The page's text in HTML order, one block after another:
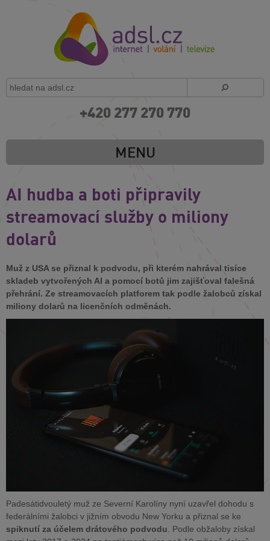
+420 277 270 770
MENU
AI hudba a boti připravily
streamovací služby o miliony
dolarů
Muž z USA se přiznal k podvodu, při kterém nahrával tisíce
skladeb vytvořených AI a pomocí botů jim zajišťoval falešná
přehrání. Ze streamovacích platforem tak podle žalobců získal
miliony dolarů na licenčních odměnách.
Padesátidvouletý muž ze Severní Karolíny nyní uzavřel dohodu s
federálními žalobci v jižním obvodu New Yorku a přiznal se ke
spiknutí za účelem drátového podvodu . Podle obžaloby získal